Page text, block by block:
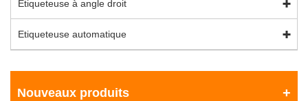
Étiqueteuse à angle droit
Etiqueteuse automatique
Nouveaux produits